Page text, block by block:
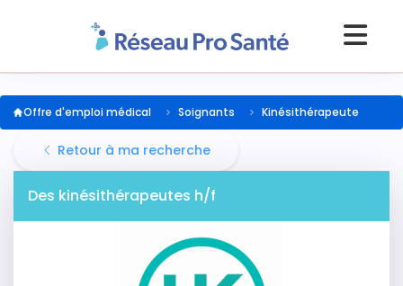
Offre d'emploi médical Soignants Kinésithérapeute
Retour à ma recherche
Des kinésithérapeutes h/f